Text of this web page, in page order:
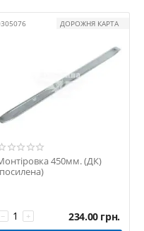
ви отримуєтенадійний
з доставкою по Україні.
ДОРОЖНЯ КАРТА
450мм. (ДК)
+
− 234.00 грн.